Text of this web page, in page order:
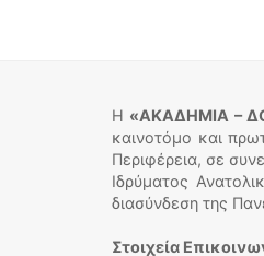
Η «ΑΚΑΔΗΜΙΑ –
καινοτόμο και
Περιφέρεια, σε
Ιδρύματος
διασύνδεση της
Στοιχεία